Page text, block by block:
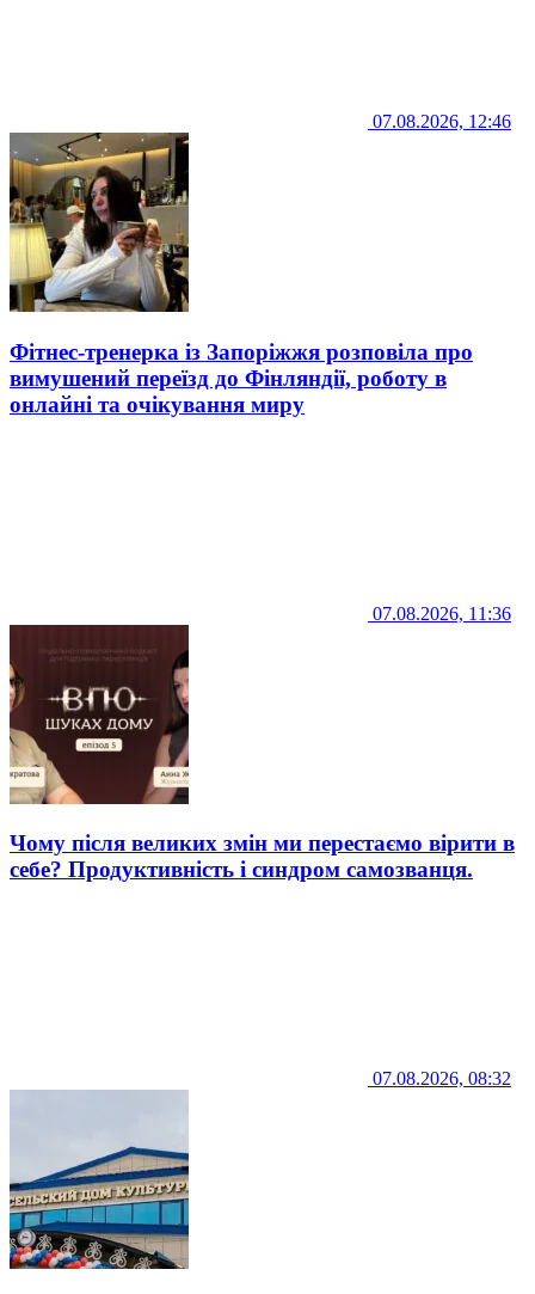
07.08.2026, 12:46
Фітнес-тренерка із Запоріжжя розповіла про
вимушений переїзд до Фінляндії, роботу в
онлайні та очікування миру
07.08.2026, 11:36
Чому після великих змін ми перестаємо вірити в
себе? Продуктивність і синдром самозванця.
07.08.2026, 08:32